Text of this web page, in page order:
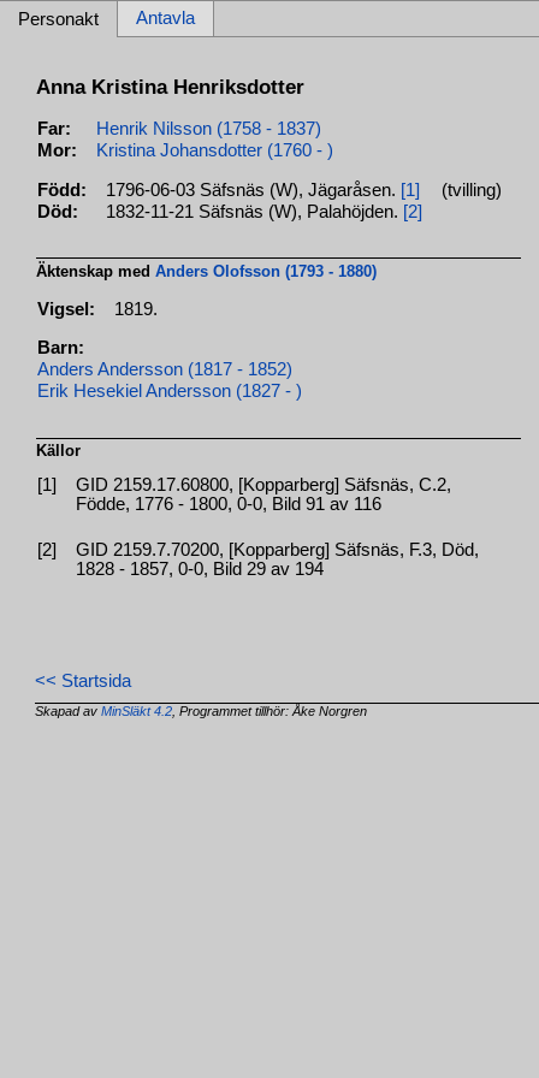
Personakt Antavla
Anna Kristina Henriksdotter
Far:
Henrik Nilsson (1758 - 1837)
Mor:
Kristina Johansdotter (1760 - )
Född: 1796-06-03 Säfsnäs (W), Jägaråsen. [1]
(tvilling)
Död:
1832-11-21 Säfsnäs (W), Palahöjden. [2]
Äktenskap medAnders Olofsson (1793 - 1880)
Vigsel: 1819.
Barn:
Anders Andersson (1817 - 1852)
Erik Hesekiel Andersson (1827 - )
Källor
[1]
GID 2159.17.60800, [Kopparberg] Säfsnäs, C.2,
Födde, 1776 - 1800, 0-0, Bild 91 av 116
[2]
GID 2159.7.70200, [Kopparberg] Säfsnäs, F.3, Död,
1828 - 1857, 0-0, Bild 29 av 194
<< Startsida
Skapad avMinSläkt 4.2 , Programmet tillhör: Åke Norgren